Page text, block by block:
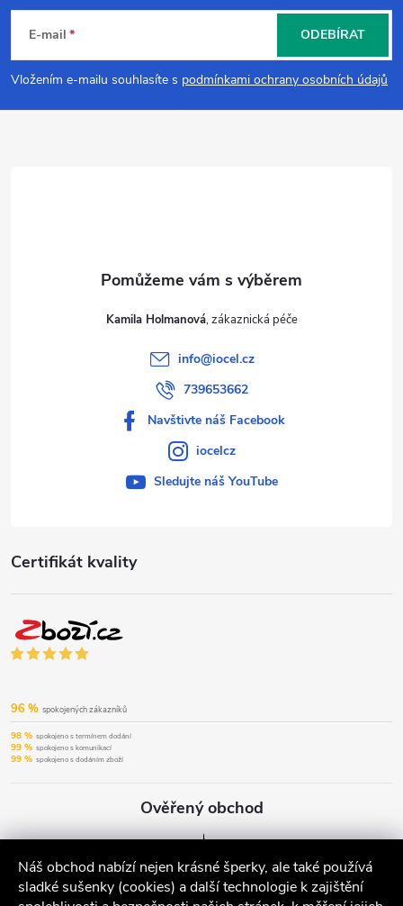
Náš obchod nabízí nejen krásné šperky, ale také používá
sladké sušenky (cookies) a další technologie k zajištění
p
E-mail
Vložením e-mailu souhlasíte s podmínkami ochrany osobních údajů
ODEBÍRAT
Certifikát kvality
96 % spokojených zákazníků
98 % spokojeno s termínem dodání
99 % spokojeno s komunikací
99 % spokojeno s dodáním zboží
Ověřený obchod
Kamila Holmanová
info@iocel.cz
739653662
Navštivte náš Facebook
iocelcz
Sledujte náš YouTube